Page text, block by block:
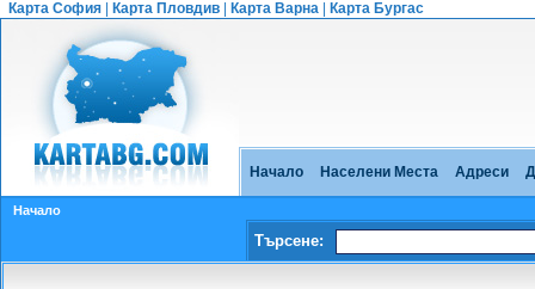
Карта София Карта Пловдив Карта Варна Карта Бургас
Начало Населени Места Адреси
Начало
Търсене: